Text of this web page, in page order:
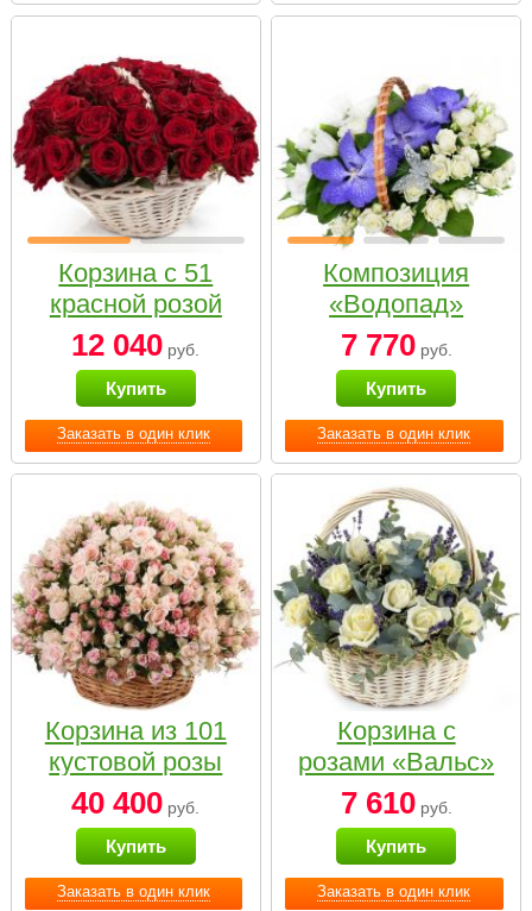
Заказать в один клик
Корзина с 51
красной розой
12 040 руб.
Купить
Заказать в один клик
Композиция
«Водопад»
7 770руб.
Купить
Заказать в один клик
Корзина из 101
кустовой розы
нежных тонов
40 400 руб.
Купить
Заказать в один клик
Корзина с
розами «Вальс»
7 610руб.
Купить